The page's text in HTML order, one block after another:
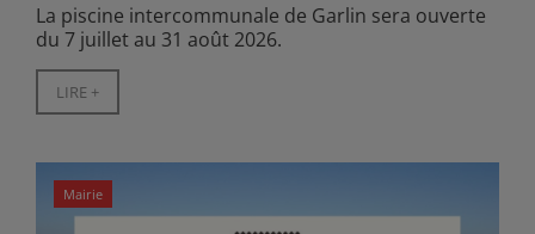
La piscine intercommunale de Garlin sera ouverte
du 7 juillet au 31 août 2026.
LIRE +
Mairie